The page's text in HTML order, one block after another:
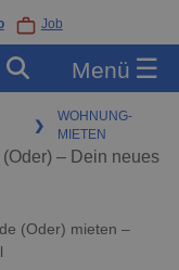
Job
Menü ☰
❯
WOHNUNG-
MIETEN
– Dein neues
(Oder) mieten –